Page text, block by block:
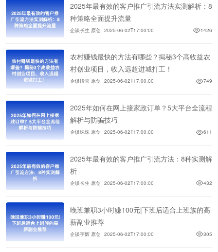
2025年最有效的客户推广引流方法实测解析：8
种策略全面提升流量
企谈长生 原创 2025-06-02T17:00:00 1426
农村赚钱最快的方法有哪些？揭秘3个高收益农
村创业项目，收入远超进城打工！
企谈段誉 原创 2025-06-02T17:00:00 749
2025年如何在网上接家政订单？5大平台全流程
解析与防骗技巧
企谈珠珠 原创 2025-06-02T17:00:00 611
2025年最有效的客户推广引流方法：8种实测解
析
企谈长生 原创 2025-06-02T17:00:00 432
晚班兼职3小时赚100元|下班后适合上班族的高
薪副业推荐
企谈宇辉 原创 2025-06-02T17:00:00 305